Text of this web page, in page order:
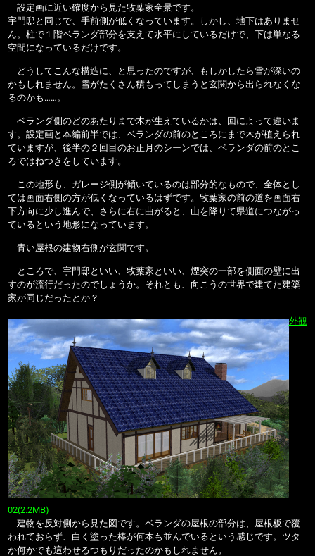
設定画に近い確度から見た牧葉家全景です。
宇門邸と同じで、手前側が低くなっています。しかし、地下はありませ
ん。柱で１階ベランダ部分を支えて水平にしているだけで、下は単なる
空間になっているだけです。
どうしてこんな構造に、と思ったのですが、もしかしたら雪が深いの
かもしれません。雪がたくさん積もってしまうと玄関から出られなくな
るのかも……。
ベランダ側のどのあたりまで木が生えているかは、回によって違いま
す。設定画と本編前半では、ベランダの前のところにまで木が植えられ
ていますが、後半の２回目のお正月のシーンでは、ベランダの前のとこ
ろではねつきをしています。
この地形も、ガレージ側が傾いているのは部分的なもので、全体とし
ては画面右側の方が低くなっているはずです。牧葉家の前の道を画面右
下方向に少し進んで、さらに右に曲がると、山を降りて県道につながっ
ているという地形になっています。
青い屋根の建物右側が玄関です。
ところで、宇門邸といい、牧葉家といい、煙突の一部を側面の壁に出
すのが流行だったのでしょうか。それとも、向こうの世界で建てた建築
家が同じだったとか？
外観
02(2.2MB)
建物を反対側から見た図です。ベランダの屋根の部分は、屋根板で覆
われておらず、白く塗った棒が何本も並んでいるという感じです。ツタ
か何かでも這わせるつもりだったのかもしれません。